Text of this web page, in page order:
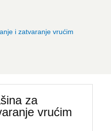
i zatvaranje vrućim
za
vrućim